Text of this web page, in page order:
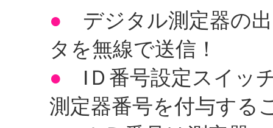
● デジタル測定器の
タを無線で送信！
● IＤ番号設定スイッ
測定器番号を付与する